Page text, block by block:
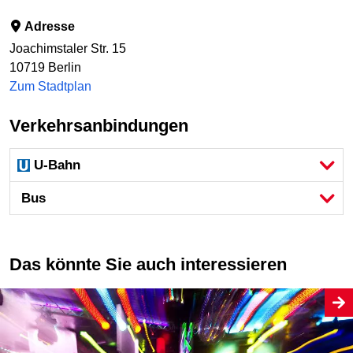
Adresse
Joachimstaler Str. 15
10719 Berlin
Zum Stadtplan
Verkehrsanbindungen
U-Bahn
Bus
Das könnte Sie auch interessieren